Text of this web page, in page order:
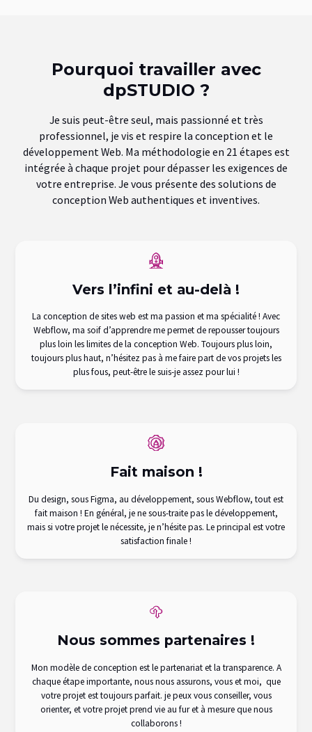
Pourquoi travailler avec
dpSTUDIO ?
Je suis peut-être seul, mais passionné et très
professionnel, je vis et respire la conception et le
développement Web. Ma méthodologie en 21 étapes est
intégrée à chaque projet pour dépasser les exigences de
votre entreprise. Je vous présente des solutions de
conception Web authentiques et inventives.
Vers l’infini et au-delà !
La conception de sites web est ma passion et ma spécialité ! Avec
Webflow, ma soif d’apprendre me permet de repousser toujours
plus loin les limites de la conception Web. Toujours plus loin,
toujours plus haut, n’hésitez pas à me faire part de vos projets les
plus fous, peut-être le suis-je assez pour lui !
Fait maison !
Du design, sous Figma, au développement, sous Webflow, tout est
fait maison ! En général, je ne sous-traite pas le développement,
mais si votre projet le nécessite, je n’hésite pas. Le principal est votre
satisfaction finale !
Nous sommes partenaires !
Mon modèle de conception est le partenariat et la transparence. A
chaque étape importante, nous nous assurons, vous et moi, que
votre projet est toujours parfait. je peux vous conseiller, vous
orienter, et votre projet prend vie au fur et à mesure que nous
collaborons !